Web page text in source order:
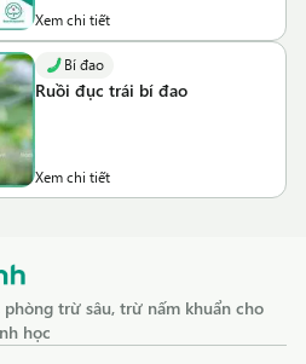
Xem chi tiết
Bí đao
Ruồi đục trái bí đao
Xem chi tiết
trừ sâu, trừ nấm khuẩn cho
học